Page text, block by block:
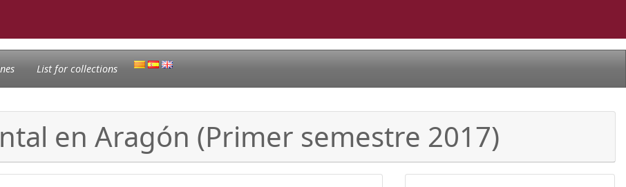
List for collections
en Aragón (Primer semestre 2017)